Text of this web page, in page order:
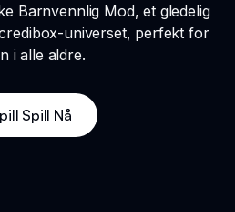
Barnvennlig Mod, et gledelig
universet, perfekt for
i alle aldre.
Spill Nå